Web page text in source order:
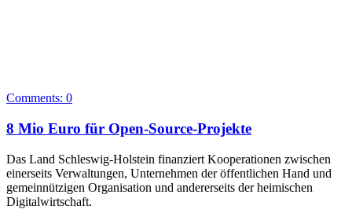
Comments: 0
8 Mio Euro für Open-Source-Projekte
Das Land Schleswig-Holstein finanziert Kooperationen zwischen
einerseits Verwaltungen, Unternehmen der öffentlichen Hand und
gemeinnützigen Organisation und andererseits der heimischen
Digitalwirtschaft.